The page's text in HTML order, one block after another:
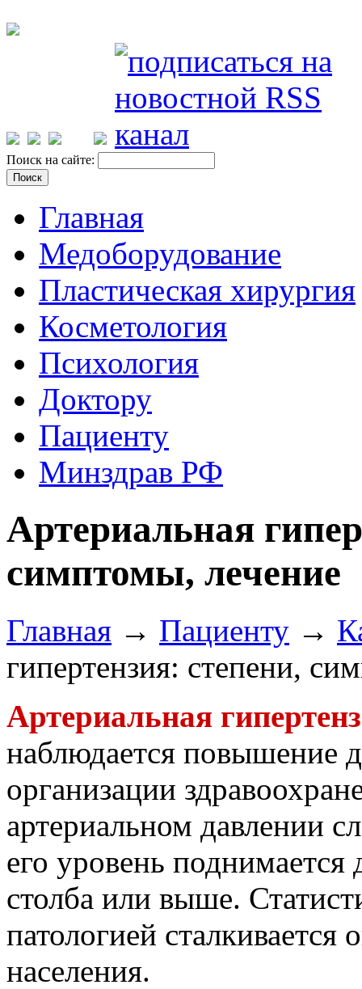
Поиск на сайте:
Главная
Медоборудование
Пластическая хирургия
Косметология
Психология
Доктору
Пациенту
Минздрав РФ
Артериальная
симптомы, лечение
Главная → Пациенту →
гипертензия: степени,
Артериальная
наблюдается повышение
организации
артериальном давлении
его уровень
столба или выше.
патологией
населения.